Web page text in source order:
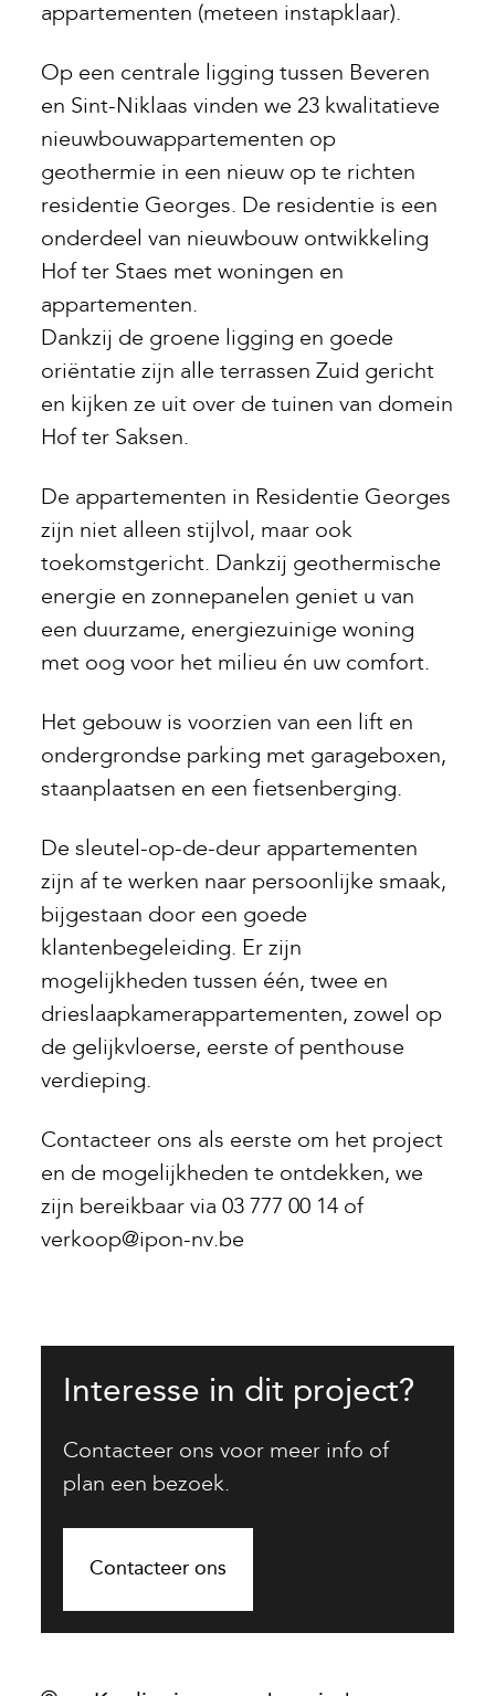
appartementen (meteen instapklaar).
Op een centrale ligging tussen Beveren
en Sint-Niklaas vinden we 23 kwalitatieve
nieuwbouwappartementen op
geothermie in een nieuw op te richten
residentie Georges. De residentie is een
onderdeel van nieuwbouw ontwikkeling
Hof ter Staes met woningen en
appartementen.
Dankzij de groene ligging en goede
oriëntatie zijn alle terrassen Zuid gericht
en kijken ze uit over de tuinen van domein
Hof ter Saksen.
De appartementen in Residentie Georges
zijn niet alleen stijlvol, maar ook
toekomstgericht. Dankzij geothermische
energie en zonnepanelen geniet u van
een duurzame, energiezuinige woning
met oog voor het milieu én uw comfort.
Het gebouw is voorzien van een lift en
ondergrondse parking met garageboxen,
staanplaatsen en een fietsenberging.
De sleutel-op-de-deur appartementen
zijn af te werken naar persoonlijke smaak,
bijgestaan door een goede
klantenbegeleiding. Er zijn
mogelijkheden tussen één, twee en
drieslaapkamerappartementen, zowel op
de gelijkvloerse, eerste of penthouse
verdieping.
Contacteer ons als eerste om het project
en de mogelijkheden te ontdekken, we
zijn bereikbaar via 03 777 00 14 of
verkoop@ipon-nv.be
Interesse in dit project?
Contacteer ons voor meer info of
plan een bezoek.
Contacteer ons